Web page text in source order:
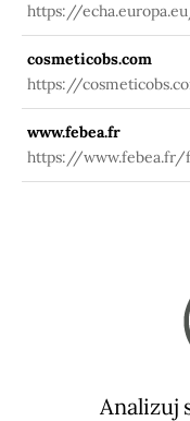
https://
information/-/
cosmeticobs.com
https://
1630
www.febea.fr
https://
Analizuj